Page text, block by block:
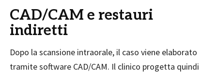
CAD/CAM e restauri
indiretti
Dopo la scansione intraorale, il caso viene elaborato
tramite software CAD/CAM. Il clinico progetta quindi